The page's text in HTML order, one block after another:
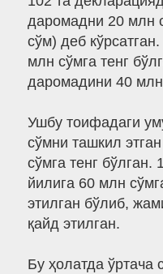
даромадни 20 млн
сўм) деб
млн сўмга тенг
даромадини 40
Ушбу тоифадаги
сўмни ташкил
сўмга тенг бўлган.
йилига 60 млн
этилган бўлиб,
қайд этилган.
Бу ҳолатда ўртача